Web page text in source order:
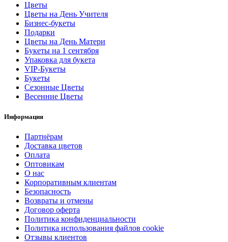
Цветы
Цветы на День Учителя
Бизнес-букеты
Подарки
Цветы на День Матери
Букеты на 1 сентября
Упаковка для букета
VIP-Букеты
Букеты
Сезонные Цветы
Весенние Цветы
Информация
Партнёрам
Доставка цветов
Оплата
Оптовикам
О нас
Корпоративным клиентам
Безопасность
Возвраты и отмены
Договор оферта
Политика конфиденциальности
Политика использования файлов cookie
Отзывы клиентов